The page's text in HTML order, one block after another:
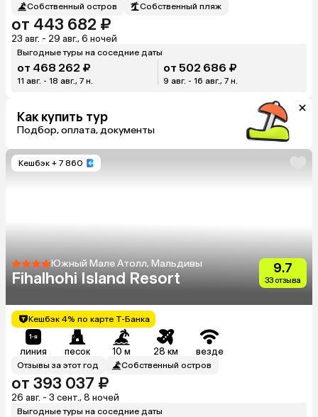
Собственный остров
Собственный пляж
от 443 682 ₽
23 авг. - 29 авг., 6 ночей
Выгодные туры на соседние даты
от 468 262 ₽
11 авг. - 18 авг., 7 н.
от 502 686 ₽
9 авг. - 16 авг., 7 н.
Как купить тур
Подбор, оплата, документы
Кешбэк + 7 860
Южный Мале Атолл, Мальдивы
Fihalhohi Island Resort
9.7
33 отзыва
Кешбэк 4% по карте Т-Банка
линия песок 10 м 28 км везде
Отзывы за этот год Собственный остров
от 393 037 ₽
26 авг. - 3 сент., 8 ночей
Выгодные туры на соседние даты